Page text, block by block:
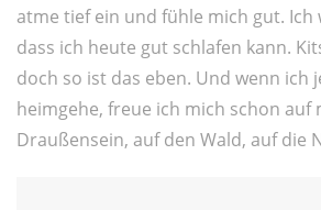
atme tief ein und fühle mich gut. Ich
dass ich heute gut schlafen kann.
doch so ist das eben. Und wenn ich
heimgehe, freue ich mich schon auf
Draußensein, auf den Wald, auf die